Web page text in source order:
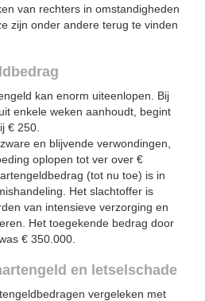
van rechters in omstandigheden
zijn onder andere terug te vinden
kan enorm uiteenlopen. Bij
enkele weken aanhoudt, begint
€ 250.
en blijvende verwondingen,
oplopen tot ver over €
(tot nu toe) is in
Het slachtoffer is
van intensieve verzorging en
Het toegekende bedrag door
€ 350.000.
en letselschade
vergeleken met